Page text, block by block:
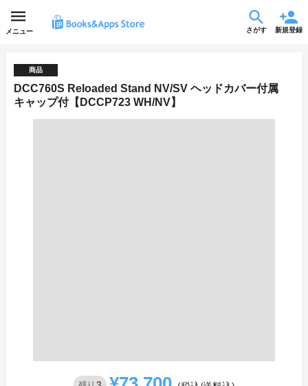
メニュー さがす 新規登録
商品
DCC760S Reloaded Stand NV/SV ヘッドカバー付属
キャップ付【DCCP723 WH/NV】